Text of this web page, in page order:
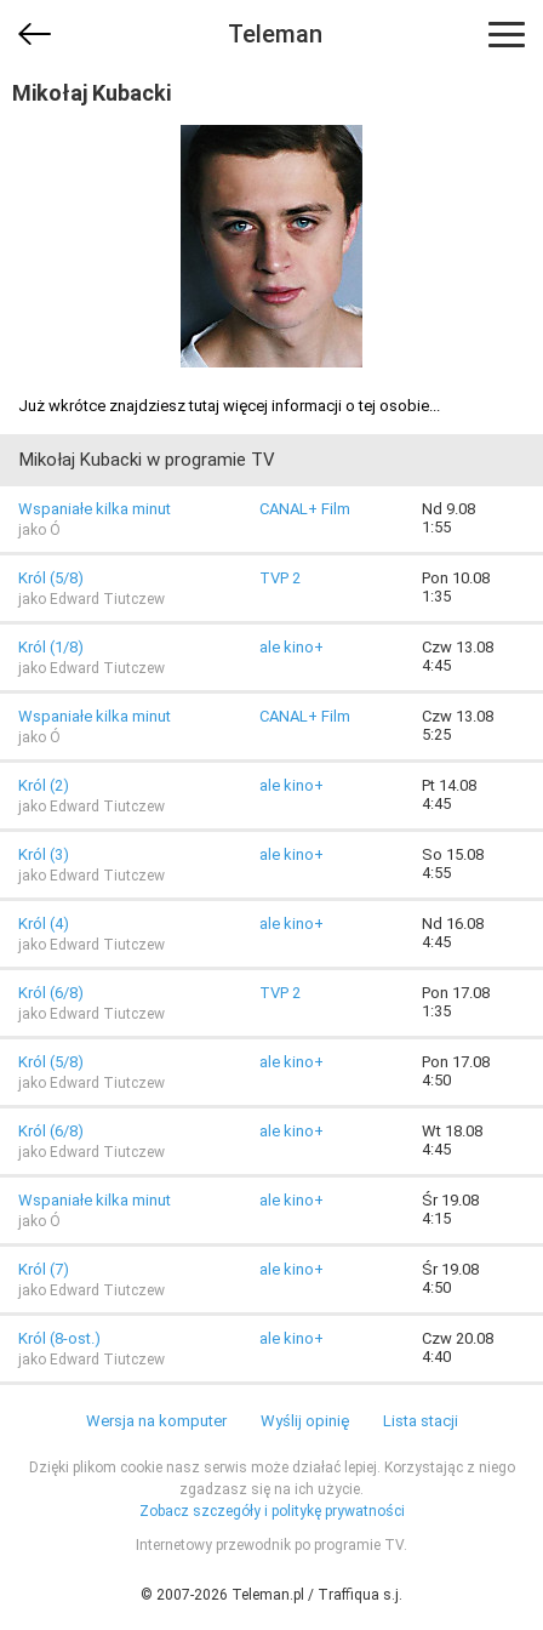
Teleman
Mikołaj Kubacki
Już wkrótce znajdziesz tutaj więcej informacji o tej osobie...
Mikołaj Kubacki w programie TV
Wspaniałe kilka minut
jako Ó
CANAL+ Film
Nd 9.08
1:55
Król (5/8)
jako Edward Tiutczew
TVP 2
Pon 10.08
1:35
Król (1/8)
jako Edward Tiutczew
ale kino+
Czw 13.08
4:45
Wspaniałe kilka minut
jako Ó
CANAL+ Film
Czw 13.08
5:25
Król (2)
jako Edward Tiutczew
ale kino+
Pt 14.08
4:45
Król (3)
jako Edward Tiutczew
ale kino+
So 15.08
4:55
Król (4)
jako Edward Tiutczew
ale kino+
Nd 16.08
4:45
Król (6/8)
jako Edward Tiutczew
TVP 2
Pon 17.08
1:35
Król (5/8)
jako Edward Tiutczew
ale kino+
Pon 17.08
4:50
Król (6/8)
jako Edward Tiutczew
ale kino+
Wt 18.08
4:45
Wspaniałe kilka minut
jako Ó
ale kino+
Śr 19.08
4:15
Król (7)
jako Edward Tiutczew
ale kino+
Śr 19.08
4:50
Król (8-ost.)
jako Edward Tiutczew
ale kino+
Czw 20.08
4:40
Wersja na komputer Wyślij opinię Lista stacji
Dzięki plikom cookie nasz serwis może działać lepiej. Korzystając z niego
zgadzasz się na ich użycie.
Zobacz szczegóły i politykę prywatności
Internetowy przewodnik po programie TV.
© 2007-2026 Teleman.pl / Traffiqua s.j.